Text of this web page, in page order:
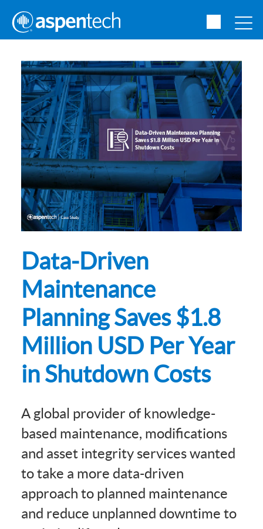
Data-Driven
Maintenance
Planning Saves $1.8
Million USD Per Year
in Shutdown Costs
A global provider of knowledge-
based maintenance, modifications
and asset integrity services wanted
to take a more data-driven
approach to planned maintenance
and reduce unplanned downtime to